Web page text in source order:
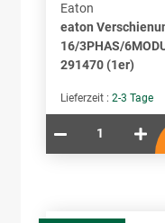
Eaton
eaton
16/3PHAS/
291470 (1er)
Lieferzeit : 2-3 Tage